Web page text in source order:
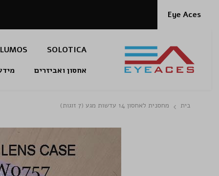
Eye Aces
SOLOTICA
LUMOS
אחסון ואביזרים
בית מחסנית לאחסון 14 עדשות מגע (7 זוגות)